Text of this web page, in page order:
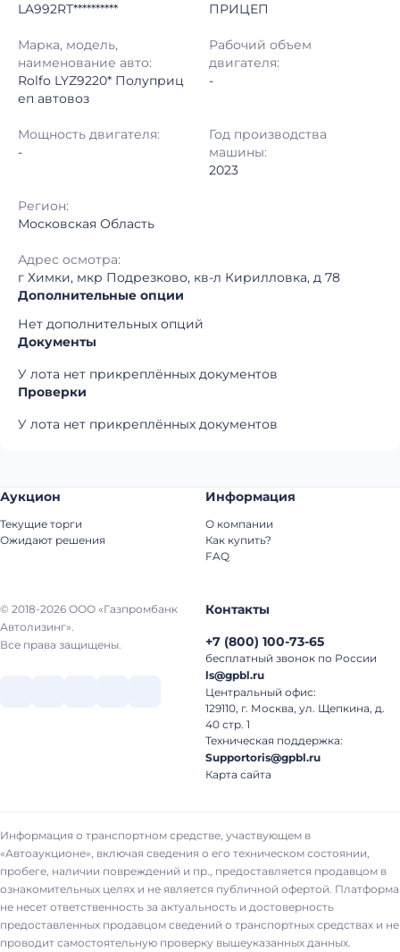
Шаг торгов: 50 000 ₽
Кол-во ставок:
Регион: Московская Область
LA992RT**********
ПРИЦЕП
Марка, модель,
наименование авто:
Rolfo LYZ9220* Полуприц
еп автовоз
Рабочий объем
двигателя:
-
Мощность двигателя:
-
Год производства
машины:
2023
Регион:
Московская Область
Адрес осмотра:
г Химки, мкр Подрезково, кв-л Кирилловка, д 78
Дополнительные опции
Нет дополнительных опций
Документы
У лота нет прикреплённых документов
Проверки
У лота нет прикреплённых документов
© 2018-2026 ООО «Газпромбанк
Автолизинг».
Все права защищены.
Аукцион
Текущие торги
Ожидают решения
Информация
О компании
Как купить?
FAQ
Контакты
+7 (800) 100-73-65
бесплатный звонок по России
ls@gpbl.ru
Центральный офис:
129110, г. Москва, ул. Щепкина, д.
40 стр. 1
Техническая поддержка:
Supportoris@gpbl.ru
Карта сайта
Информация о транспортном средстве, участвующем в
«Автоаукционе», включая сведения о его техническом состоянии,
пробеге, наличии повреждений и пр., предоставляется продавцом в
ознакомительных целях и не является публичной офертой. Платформа
не несет ответственность за актуальность и достоверность
предоставленных продавцом сведений о транспортных средствах и не
проводит самостоятельную проверку вышеуказанных данных.